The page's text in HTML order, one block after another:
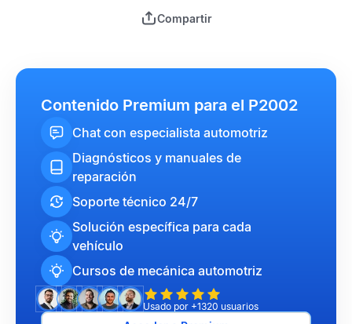
Compartir
Contenido Premium para el P2002
Chat con especialista automotriz
Diagnósticos y manuales de
reparación
Soporte técnico 24/7
Solución específica para cada
vehículo
Cursos de mecánica automotriz
Usado por +1320 usuarios